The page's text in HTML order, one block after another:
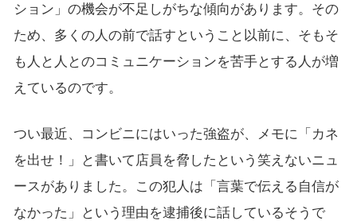
ション」の機会が不足しがちな傾向があります。その
ため、多くの人の前で話すということ以前に、そもそ
も人と人とのコミュニケーションを苦手とする人が増
えているのです。
つい最近、コンビニにはいった強盗が、メモに「カネ
を出せ！」と書いて店員を脅したという笑えないニュ
ースがありました。この犯人は「言葉で伝える自信が
なかった」という理由を逮捕後に話しているそうで